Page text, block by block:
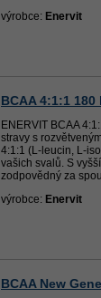
výrobce: Enervit
BCAA 4:1:1
ENERVIT BCAA
stravy s
4:1:1 (L-leucin, L-
vašich svalů. S
zodpovědný za
výrobce: Enervit
BCAA New